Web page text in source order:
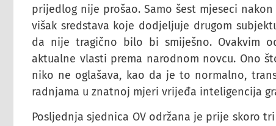
prijedlog nije prošao. Samo šest mjeseci
višak sredstava koje dodjeljuje drugom
da nije tragično bilo bi smiješno. Ovakvim
aktualne vlasti prema narodnom novcu. Ono
niko ne oglašava, kao da je to normalno,
radnjama u znatnoj mjeri vrijeđa inteligencija
Posljednja sjednica OV održana je prije skoro